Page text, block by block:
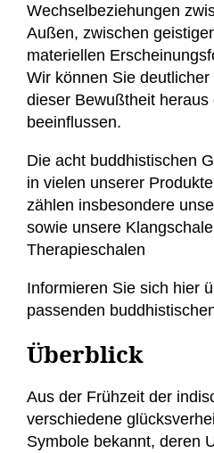
Wechselbeziehungen
Außen, zwischen
materiellen
Wir können Sie
dieser Bewußtheit heraus
beeinflussen.
Die acht buddhistischen
in vielen unserer
zählen insbesondere
sowie unsere
Therapieschalen
Informieren Sie sich hier
passenden
Überblick
Aus der Frühzeit der
verschiedene
Symbole bekannt, deren